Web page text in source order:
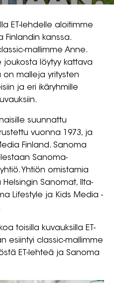
ET-lehdelle aloitimme
Finlandin kanssa.
mallimme Anne.
joukosta löytyy kattava
on malleja yritysten
ja eri ikäryhmille
suunnattu
vuonna 1973, ja
Finland. Sanoma
Sanoma-
Yhtiön omistamia
Sanomat, Ilta-
Lifestyle ja Kids Media -
toisilla kuvauksilla ET-
esiintyi classic-mallimme
ET-lehteä ja Sanoma